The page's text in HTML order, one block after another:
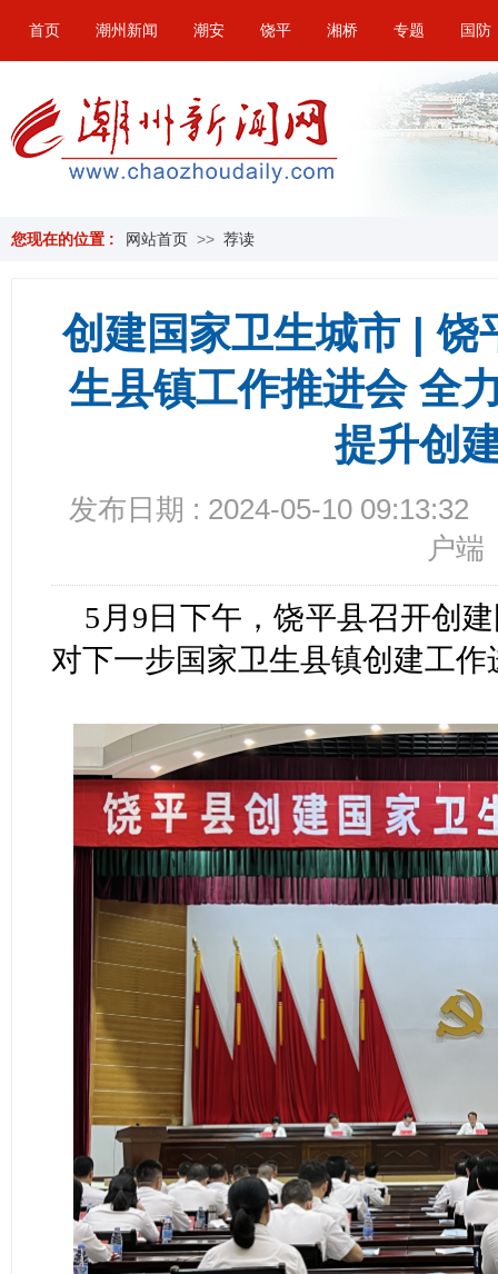
首页 潮州新闻 潮安 饶平 湘桥 专题 国防
您现在的位置 : 网站首页 >> 荐读
创建国家卫生城市 | 饶
生县镇工作推进会 全
提升创
发布日期 : 2024-05-10 09:13:32
户端
5月9日下午，饶平县召开创
对下一步国家卫生县镇创建工